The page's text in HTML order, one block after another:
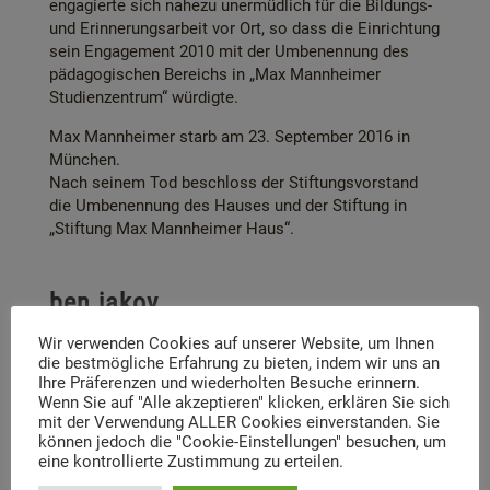
engagierte sich nahezu unermüdlich für die Bildungs-
und Erinnerungsarbeit vor Ort, so dass die Einrichtung
sein Engagement 2010 mit der Umbenennung des
pädagogischen Bereichs in „Max Mannheimer
Studienzentrum“ würdigte.
Max Mannheimer starb am 23. September 2016 in
München.
Nach seinem Tod beschloss der Stiftungsvorstand
die Umbenennung des Hauses und der Stiftung in
„Stiftung Max Mannheimer Haus“.
ben jakov
Max Mannheimer begann in den 1950er Jahren zu
malen und signiert mit dem Namen ben jakov(Sohn
Jakobs). Eine Hommage an seinen Vater und in
Erinnerung an seine gesamte Familie.
Er hat ein umfangreiches, häufig ausgestelltes und
facettenreiches Werk geschaffen – Gemälde,
Zeichnungen und Kollagen. 1975, 1995, 2001 und 2015
Wir verwenden Cookies auf unserer Website, um Ihnen
die bestmögliche Erfahrung zu bieten, indem wir uns an
Ihre Präferenzen und wiederholten Besuche erinnern.
Wenn Sie auf "Alle akzeptieren" klicken, erklären Sie sich
mit der Verwendung ALLER Cookies einverstanden. Sie
können jedoch die "Cookie-Einstellungen" besuchen, um
eine kontrollierte Zustimmung zu erteilen.